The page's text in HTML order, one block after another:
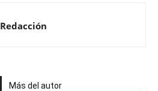
Redacción
Más del autor